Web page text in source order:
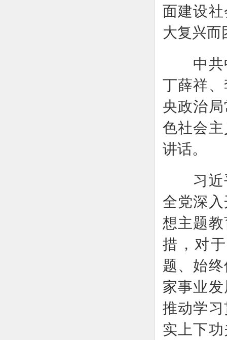
面建设
大复兴而
中共中
丁薛祥
央政治
色社会
讲话。
习近平
全党深
想主题
措，对
题、始
家事业
推动学
实上下